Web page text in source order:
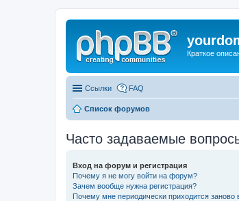
Краткое
Ссылки FAQ
Список форумов
Часто задаваемые
Вход на форум и регистрация
Почему я не могу войти на форум?
Зачем вообще нужна регистрация?
Почему мне периодически приходится заново